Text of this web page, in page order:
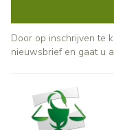
Door op inschrijven te
nieuwsbrief en gaat u